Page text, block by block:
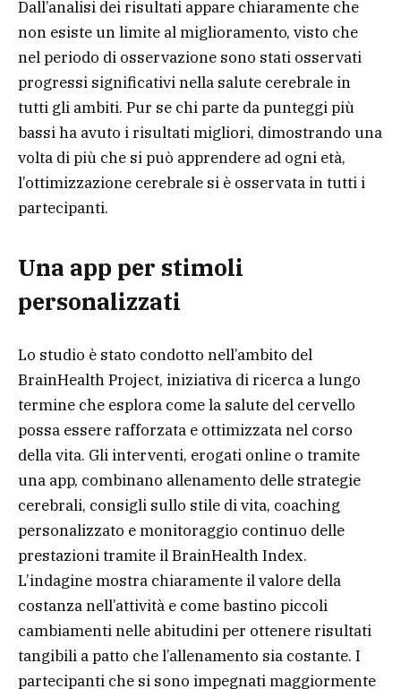
Dall’analisi dei risultati appare chiaramente che
non esiste un limite al miglioramento, visto che
nel periodo di osservazione sono stati osservati
progressi significativi nella salute cerebrale in
tutti gli ambiti. Pur se chi parte da punteggi più
bassi ha avuto i risultati migliori, dimostrando una
volta di più che si può apprendere ad ogni età,
l’ottimizzazione cerebrale si è osservata in tutti i
partecipanti.
Una app per stimoli
personalizzati
Lo studio è stato condotto nell’ambito del
BrainHealth Project, iniziativa di ricerca a lungo
termine che esplora come la salute del cervello
possa essere rafforzata e ottimizzata nel corso
della vita. Gli interventi, erogati online o tramite
una app, combinano allenamento delle strategie
cerebrali, consigli sullo stile di vita, coaching
personalizzato e monitoraggio continuo delle
prestazioni tramite il BrainHealth Index.
L’indagine mostra chiaramente il valore della
costanza nell’attività e come bastino piccoli
cambiamenti nelle abitudini per ottenere risultati
tangibili a patto che l’allenamento sia costante. I
partecipanti che si sono impegnati maggiormente